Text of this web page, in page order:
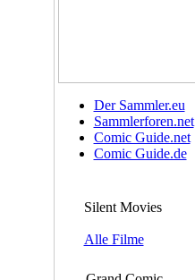
Der Sammler.eu
Sammlerforen.net
Comic Guide.net
Comic Guide.de
Silent Movies
Alle Filme